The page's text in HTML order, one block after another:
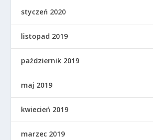
styczeń 2020
listopad 2019
październik 2019
maj 2019
kwiecień 2019
marzec 2019